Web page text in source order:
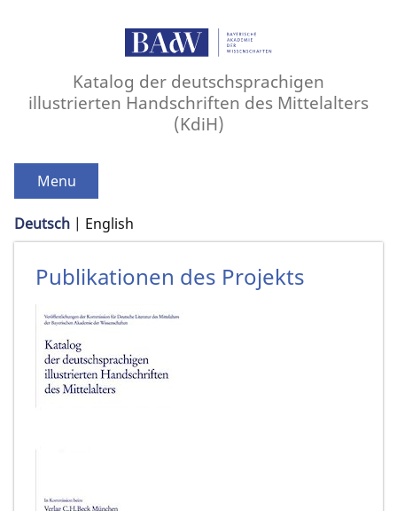
Katalog der deutschsprachigen
illustrierten Handschriften des Mittelalters
(KdiH)
Menu
Deutsch English
Publikationen des Projekts